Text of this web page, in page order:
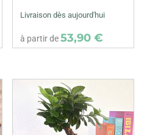
Livraison dès aujourd'hui
à partir de53,90 €